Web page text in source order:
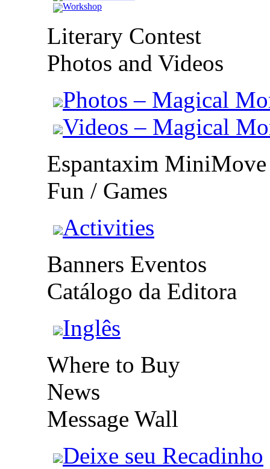
Workshop
Literary Contest
Photos and Videos
Photos – Magical
Videos – Magical
Espantaxim MiniMove
Fun / Games
Activities
Banners Eventos
Catálogo da Editora
Inglês
Where to Buy
News
Message Wall
Deixe seu Recadinho